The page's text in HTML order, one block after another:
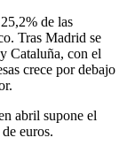
de las
Tras Madrid se
Cataluña, con el
crece por debajo
abril supone el
euros.